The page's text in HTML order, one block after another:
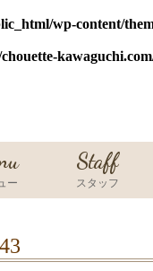
wp-content/
ー
Staff
スタッフ